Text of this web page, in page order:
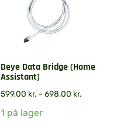
Deye Data Bridge (Home
Assistant)
599,00 kr. – 698,00 kr.
1 på lager